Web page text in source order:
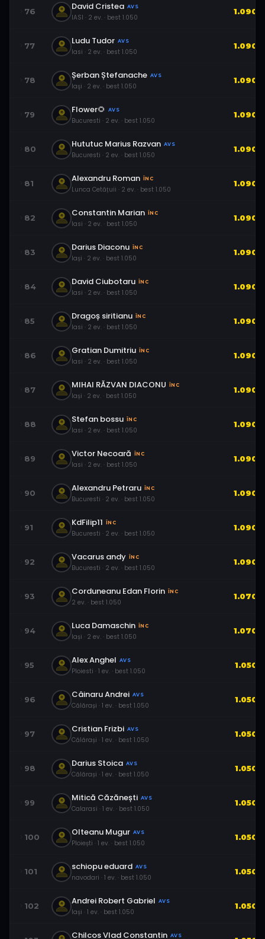
76 David Cristea AVS
IASI · 2 ev. · best 1.050
1.090
77 Ludu Tudor AVS
Iasi · 2 ev. · best 1.050
1.090
78 Șerban Ștefanache AVS
Iaşi · 2 ev. · best 1.050
1.090
79 Flower🌻 AVS
Bucuresti · 2 ev. · best 1.050
1.090
80 Hututuc Marius Razvan AVS
Bucuresti · 2 ev. · best 1.050
1.090
81 Alexandru Roman ÎNC
Lunca Cetățuii · 2 ev. · best 1.050
1.090
82 Constantin Marian ÎNC
Iasi · 2 ev. · best 1.050
1.090
83 Darius Diaconu ÎNC
Iași · 2 ev. · best 1.050
1.090
84 David Ciubotaru ÎNC
Iasi · 2 ev. · best 1.050
1.090
85 Dragoș siritianu ÎNC
Iasi · 2 ev. · best 1.050
1.090
86 Gratian Dumitriu ÎNC
Iasi · 2 ev. · best 1.050
1.090
87 MIHAI RĂZVAN DIACONU ÎNC
Iași · 2 ev. · best 1.050
1.090
88 Stefan bossu ÎNC
Iasi · 2 ev. · best 1.050
1.090
89 Victor Necoară ÎNC
Iasi · 2 ev. · best 1.050
1.090
90 Alexandru Petraru ÎNC
Bucuresti · 2 ev. · best 1.050
1.090
91 KdFilip11 ÎNC
Bucuresti · 2 ev. · best 1.050
1.090
92 Vacarus andy ÎNC
Bucuresti · 2 ev. · best 1.050
1.090
93 Corduneanu Edan Florin ÎNC
2 ev. · best 1.050
1.070
94 Luca Damaschin ÎNC
Iași · 2 ev. · best 1.050
1.070
95 Alex Anghel AVS
Ploiesti · 1 ev. · best 1.050
1.050
96 Câinaru Andrei AVS
Călărași · 1 ev. · best 1.050
1.050
97 Cristian Frizbi AVS
Călărași · 1 ev. · best 1.050
1.050
98 Darius Stoica AVS
Călărași · 1 ev. · best 1.050
1.050
99 Mitică Căzănești AVS
Calarasi · 1 ev. · best 1.050
1.050
100 Olteanu Mugur AVS
Ploiești · 1 ev. · best 1.050
1.050
101 schiopu eduard AVS
navodari · 1 ev. · best 1.050
1.050
102 Andrei Robert Gabriel AVS
Iași · 1 ev. · best 1.050
1.050
Chilcos Vlad Constantin AVS